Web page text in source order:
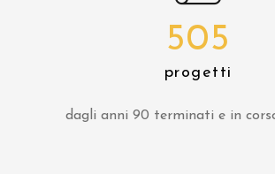
505
progetti
dagli anni 90 terminati e in